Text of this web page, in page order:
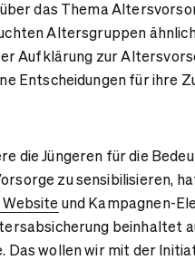
das Thema
Altersgruppen
Aufklärung zur
Entscheidungen für ihre
die Jüngeren für die
zu sensibilisieren,
und Kampagnen-
beinhaltet
Das wollen wir mit der